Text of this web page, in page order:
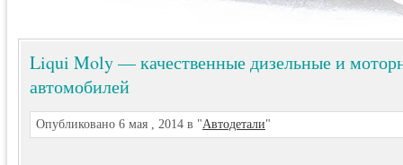
Liqui Moly — качественные дизельные и
автомобилей
Опубликовано 6 мая , 2014 в "Автодетали"